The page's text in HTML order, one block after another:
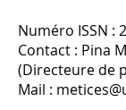
Numéro ISSN :
Contact : Pina
(Directeure de
Mail :